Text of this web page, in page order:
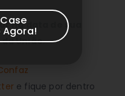
na data de sua
União.
e fique por dentro
Agora!